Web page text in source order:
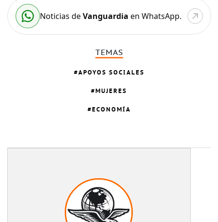
Noticias deVanguardia en WhatsApp.
TEMAS
APOYOS SOCIALES
MUJERES
ECONOMÍA